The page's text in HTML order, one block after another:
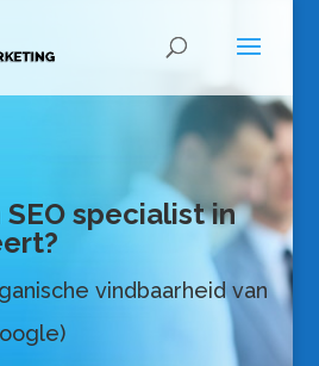
specialist in
vindbaarheid van